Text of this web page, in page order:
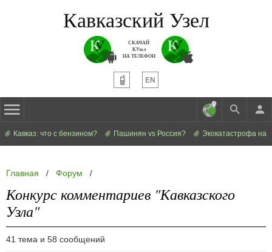
Кавказский Узел
СКАЧАЙ
КУзел
НА ТЕЛЕФОН
EN
Кавказ: что с бензином? Пашинян vs Россия? Экокатастрофа на
Главная / Форум /
Конкурс комментариев "Кавказского
Узла"
41 тема и 58 сообщений